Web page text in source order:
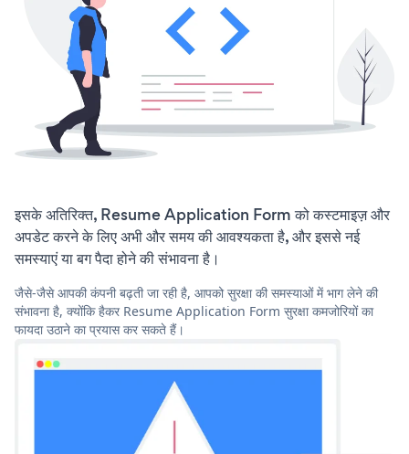
इसके अतिरिक्त, Resume Application Form को कस्टमाइज़ और
अपडेट करने के लिए अभी और समय की आवश्यकता है, और इससे नई
समस्याएं या बग पैदा होने की संभावना है।
जैसे-जैसे आपकी कंपनी बढ़ती जा रही है, आपको सुरक्षा की समस्याओं में भाग लेने की
संभावना है, क्योंकि हैकर Resume Application Form सुरक्षा कमजोरियों का
फायदा उठाने का प्रयास कर सकते हैं।